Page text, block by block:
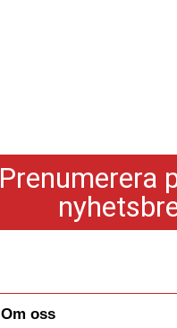
Prenumerera
Om oss